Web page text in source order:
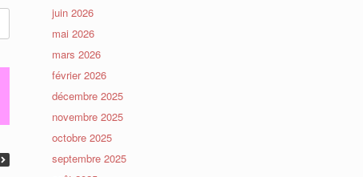
juin 2026
mai 2026
mars 2026
février 2026
décembre 2025
novembre 2025
octobre 2025
septembre 2025